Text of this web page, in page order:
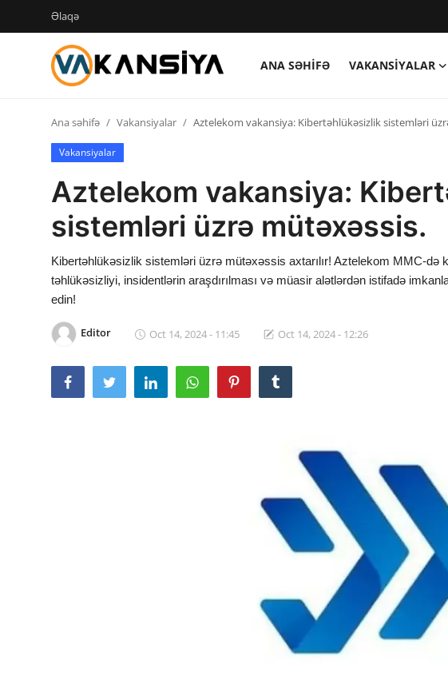
Əlaqə
ANA SƏHIFƏ VAKANSIYALAR
Login
Maliyyə
Xəbərlər
AZ
Ana səhifə Vakansiyalar Aztelekom vakansiya: Kibertəhlükəsizlik sistemləri
Vakansiyalar
Aztelekom vakansiya:
sistemləri üzrə mütəxəssis.
Kibertəhlükəsizlik sistemləri üzrə mütəxəssis axtarılır! Aztelekom MMC-də
təhlükəsizliyi, insidentlərin araşdırılması və müasir alətlərdən istifadə
edin!
Editor Oct 14, 2024 - 11:45 Oct 14, 2024 - 12:26